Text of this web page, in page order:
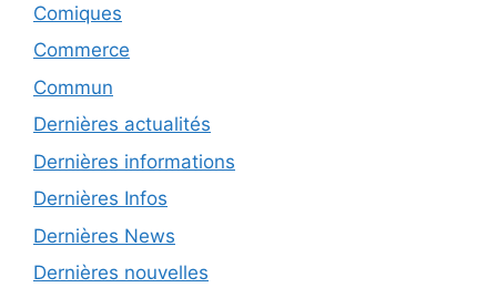
Comiques
Commerce
Commun
Dernières actualités
Dernières informations
Dernières Infos
Dernières News
Dernières nouvelles